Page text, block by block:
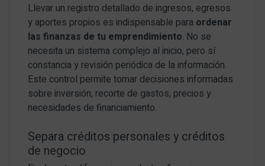
Llevar un registro detallado de ingresos, egresos
y aportes propios es indispensable para ordenar
las finanzas de tu emprendimiento. No se
necesita un sistema complejo al inicio, pero sí
constancia y revisión periódica de la información.
Este control permite tomar decisiones informadas
sobre inversión, recorte de gastos, precios y
necesidades de financiamiento.
Separa créditos personales y créditos
de negocio